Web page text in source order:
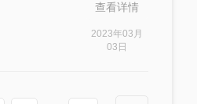
查看详情
2023年03月
03日